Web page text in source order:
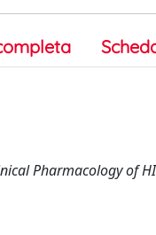
Pharmacology of